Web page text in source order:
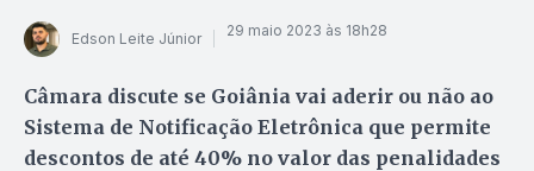
Edson Leite Júnior 29 maio 2023 às 18h28
Câmara discute se Goiânia vai aderir ou não ao
Sistema de Notificação Eletrônica que permite
descontos de até 40% no valor das penalidades